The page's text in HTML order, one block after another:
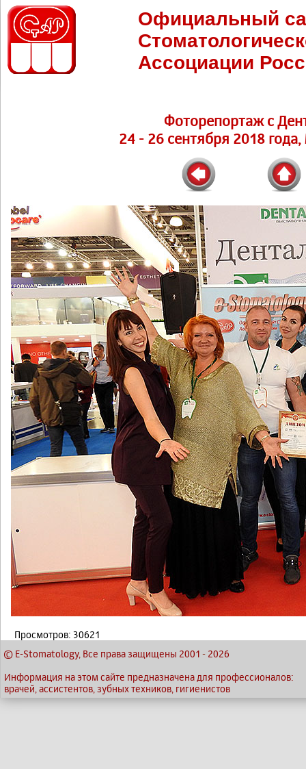
Официальный
Ассоциации
Фоторепортаж с
24 - 26 сентября 2018
Просмотров: 30621
© E-Stomatology, Все права защищены 2001 - 2026
Информация на этом сайте предназначена для профессионалов:
врачей, ассистентов, зубных техников, гигиенистов